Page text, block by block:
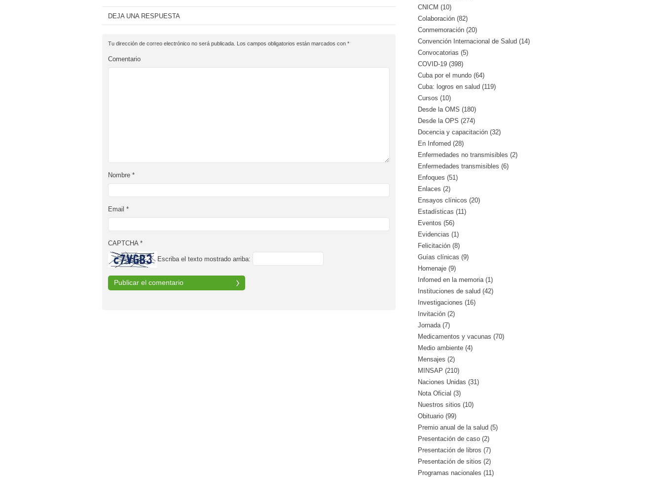
DEJA UNA RESPUESTA
Tu dirección de correo electrónico no será publicada. Los campos obligatorios están marcados con *
Comentario
Nombre *
Email *
CAPTCHA *
Escriba el texto mostrado arriba:
CNICM (10)
Colaboración (82)
Conmemoración (20)
Convención Internacional de Salud (14)
Convocatorias (5)
COVID-19 (398)
Cuba por el mundo (64)
Cuba: logros en salud (119)
Cursos (10)
Desde la OMS (180)
Desde la OPS (274)
Docencia y capacitación (32)
En Infomed (28)
Enfermedades no transmisibles (2)
Enfermedades transmisibles (6)
Enfoques (51)
Enlaces (2)
Ensayos clínicos (20)
Estadísticas (11)
Eventos (56)
Evidencias (1)
Felicitación (8)
Guías clínicas (9)
Homenaje (9)
Infomed en la memoria (1)
Instituciones de salud (42)
Investigaciones (16)
Invitación (2)
Jornada (7)
Medicamentos y vacunas (70)
Medio ambiente (4)
Mensajes (2)
MINSAP (210)
Naciones Unidas (31)
Nota Oficial (3)
Nuestros sitios (10)
Obituario (99)
Premio anual de la salud (5)
Presentación de caso (2)
Presentación de libros (7)
Presentación de sitios (2)
Programas nacionales (11)